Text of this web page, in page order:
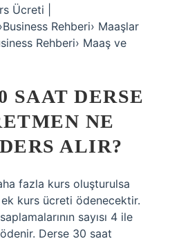
Ücreti |
Rehberi› Maaşlar
Rehberi› Maaş ve
SAAT DERSE
NE
ALIR?
fazla kurs oluşturulsa
kurs ücreti ödenecektir.
sayısı 4 ile
Derse 30 saat